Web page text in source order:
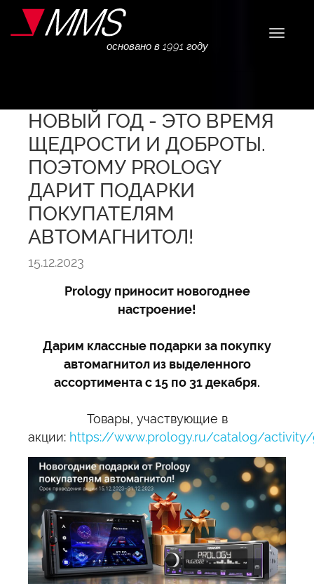
основано в 1991 году
НОВЫЙ ГОД - ЭТО ВРЕМЯ
ЩЕДРОСТИ И ДОБРОТЫ.
ПОЭТОМУ PROLOGY
ДАРИТ ПОДАРКИ
ПОКУПАТЕЛЯМ
АВТОМАГНИТОЛ!
15.12.2023
Prology приносит новогоднее
настроение!
Дарим классные подарки за покупку
автомагнитол из выделенного
ассортимента с 15 по 31 декабря.
Товары, участвующие в
акции: https://www.prology.ru/catalog/